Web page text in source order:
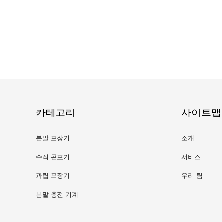
카테고리
분말 포장기
수직 곤포기
과립 포장기
분말 충전 기계
사이트맵
소개
서비스
우리 팀